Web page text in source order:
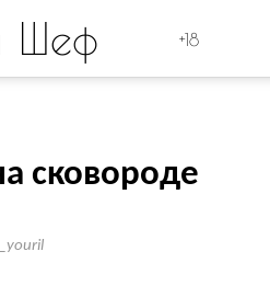
Шеф +18
сковороде